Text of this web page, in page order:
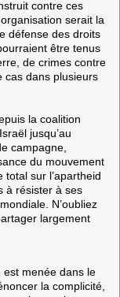
contre ces
serait la
défense des droits
être tenus
de crimes contre
cas dans plusieurs
la coalition
jusqu’au
campagne,
du mouvement
sur l’apartheid
à résister à ses
N’oubliez
largement
est menée dans le
la complicité,